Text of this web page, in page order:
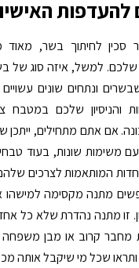
להעדפות
סכין לחיתוך בשר,
שלכם. למשל, איזה סוג של
ונתחים שונים
והניסיון שלכם במטבח
אם אתם מתחילים, ייתכן
משימות שונות, בעוד
המותאמות לצרכים
מתנה מקסימה למישהו
זו מתנה נהדרת שלא כל
קרוב או מבן משפחה
ותראו שכל מי שיקבל אותה